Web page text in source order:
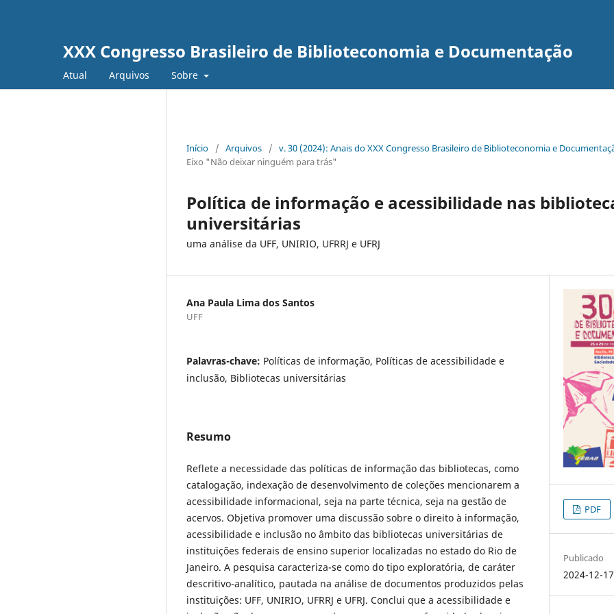
XXX Congresso Brasileiro de Biblioteconomia e Documentação
Atual Arquivos Sobre
Início / Arquivos / v. 30 (2024): Anais do XXX Congresso Brasileiro de Biblioteconomia e
Eixo "Não deixar ninguém para trás"
Política de informação e acessibilidade nas
universitárias
uma análise da UFF, UNIRIO, UFRRJ e UFRJ
Ana Paula Lima dos Santos
UFF
Palavras-chave: Políticas de informação, Políticas de acessibilidade e
inclusão, Bibliotecas universitárias
Resumo
Reflete a necessidade das políticas de informação das bibliotecas, como
catalogação, indexação de desenvolvimento de coleções mencionarem a
acessibilidade informacional, seja na parte técnica, seja na gestão de
acervos. Objetiva promover uma discussão sobre o direito à informação,
acessibilidade e inclusão no âmbito das bibliotecas universitárias de
instituições federais de ensino superior localizadas no estado do Rio de
Janeiro. A pesquisa caracteriza-se como do tipo exploratória, de caráter
descritivo-analítico, pautada na análise de documentos produzidos pelas
instituições: UFF, UNIRIO, UFRRJ e UFRJ. Conclui que a acessibilidade e
PDF
Publicado
2024-12-17